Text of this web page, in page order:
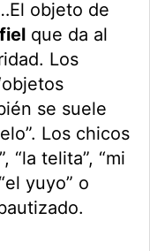
objeto de
que da al
Los
se suele
Los chicos
“la telita”, “mi
yuyo” o